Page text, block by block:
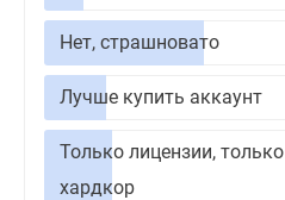
Нет, страшновато
Лучше купить аккаунт
Только лицензии, только
хардкор